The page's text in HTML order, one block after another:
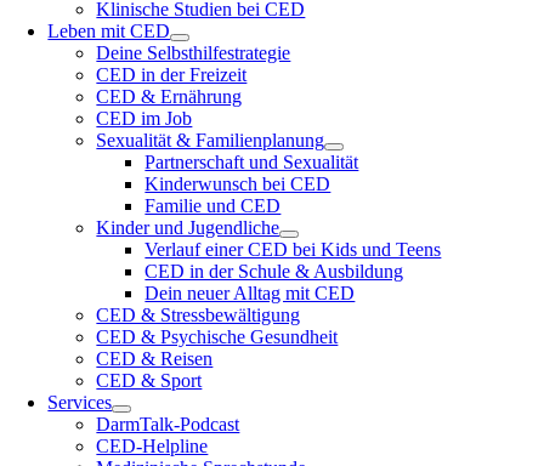
Klinische Studien bei CED
Leben mit CED
Deine Selbsthilfestrategie
CED in der Freizeit
CED & Ernährung
CED im Job
Sexualität & Familienplanung
Partnerschaft und Sexualität
Kinderwunsch bei CED
Familie und CED
Kinder und Jugendliche
Verlauf einer CED bei Kids und Teens
CED in der Schule & Ausbildung
Dein neuer Alltag mit CED
CED & Stressbewältigung
CED & Psychische Gesundheit
CED & Reisen
CED & Sport
Services
DarmTalk-Podcast
CED-Helpline